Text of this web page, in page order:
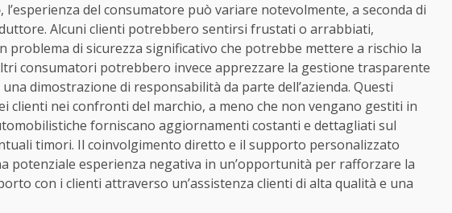
, l’esperienza del consumatore può variare notevolmente, a seconda di
Alcuni clienti potrebbero sentirsi frustati o arrabbiati,
problema di sicurezza significativo che potrebbe mettere a rischio la
consumatori potrebbero invece apprezzare la gestione trasparente
dimostrazione di responsabilità da parte dell’azienda. Questi
clienti nei confronti del marchio, a meno che non vengano gestiti in
forniscano aggiornamenti costanti e dettagliati sul
timori. Il coinvolgimento diretto e il supporto personalizzato
potenziale esperienza negativa in un’opportunità per rafforzare la
con i clienti attraverso un’assistenza clienti di alta qualità e una